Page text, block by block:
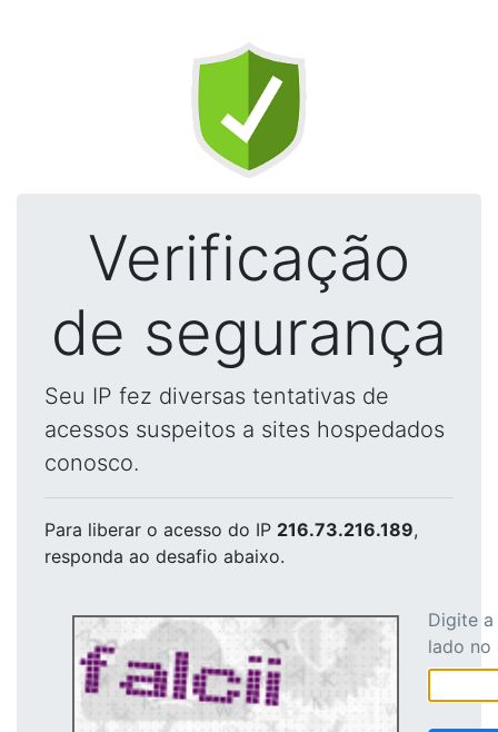
Verificação
de segurança
Seu IP fez diversas tentativas de
acessos suspeitos a sites hospedados
conosco.
Para liberar o acesso do IP 216.73.216.189,
responda ao desafio abaixo.
Digite
lado no